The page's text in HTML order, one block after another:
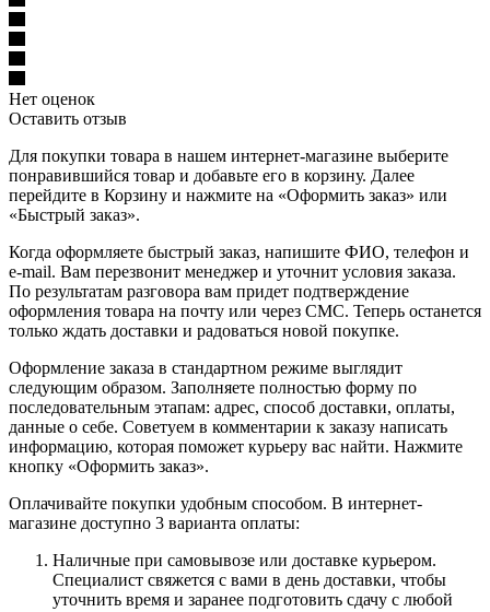
Нет оценок
Оставить отзыв
Для покупки товара в нашем интернет-магазине выберите
понравившийся товар и добавьте его в корзину. Далее
перейдите в Корзину и нажмите на «Оформить заказ» или
«Быстрый заказ».
Когда оформляете быстрый заказ, напишите ФИО, телефон и
e-mail. Вам перезвонит менеджер и уточнит условия заказа.
По результатам разговора вам придет подтверждение
оформления товара на почту или через СМС. Теперь останется
только ждать доставки и радоваться новой покупке.
Оформление заказа в стандартном режиме выглядит
следующим образом. Заполняете полностью форму по
последовательным этапам: адрес, способ доставки, оплаты,
данные о себе. Советуем в комментарии к заказу написать
информацию, которая поможет курьеру вас найти. Нажмите
кнопку «Оформить заказ».
Оплачивайте покупки удобным способом. В интернет-
магазине доступно 3 варианта оплаты:
Наличные при самовывозе или доставке курьером.
Специалист свяжется с вами в день доставки, чтобы
уточнить время и заранее подготовить сдачу с любой